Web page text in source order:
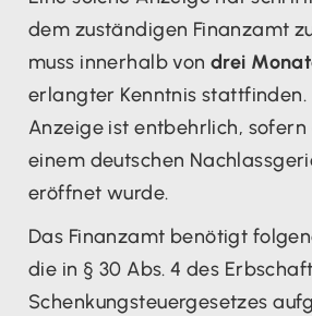
dem zuständigen Finanzamt
muss innerhalb vondrei
erlangter Kenntnis stattfinden.
Anzeige ist entbehrlich, sofern
einem deutschen
eröffnet wurde.
Das Finanzamt benötigt
die in § 30 Abs. 4 des
Schenkungsteuergesetzes